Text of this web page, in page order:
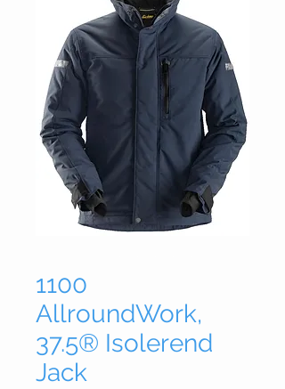
1100
AllroundWork,
37.5® Isolerend
Jack